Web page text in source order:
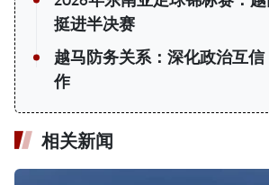
挺进半决赛
越马防务关系：深化政治互
作
相关新闻